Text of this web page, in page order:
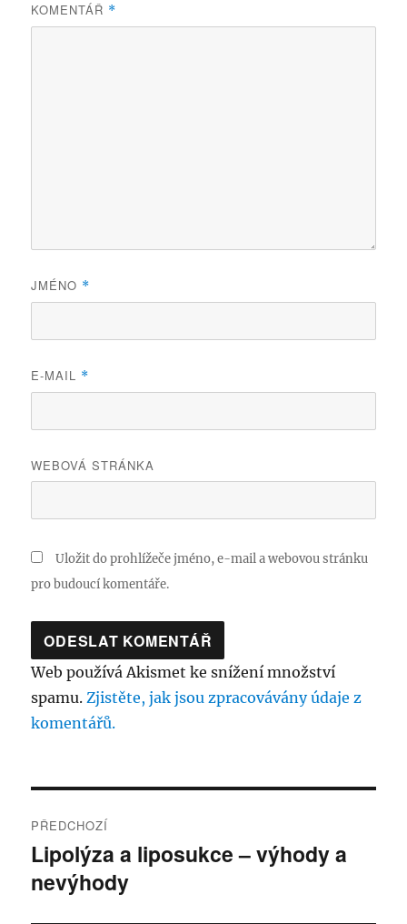
KOMENTÁŘ *
JMÉNO *
E-MAIL *
WEBOVÁ STRÁNKA
Uložit do prohlížeče jméno, e-mail a webovou stránku
pro budoucí komentáře.
Web používá Akismet ke snížení množství
spamu.Zjistěte, jak jsou zpracovávány údaje z
komentářů.
pro
příspěvek
PŘEDCHOZÍ
Předchozí
příspěvek:
Lipolýza a liposukce – výhody a
nevýhody